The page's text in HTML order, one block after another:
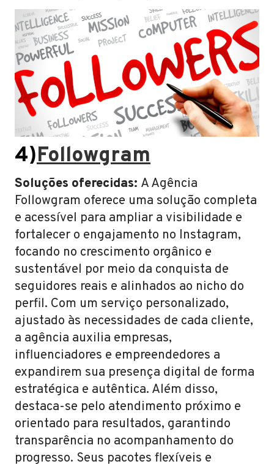
4)Followgram
Soluções oferecidas: A Agência
Followgram oferece uma solução completa
e acessível para ampliar a visibilidade e
fortalecer o engajamento no Instagram,
focando no crescimento orgânico e
sustentável por meio da conquista de
seguidores reais e alinhados ao nicho do
perfil. Com um serviço personalizado,
ajustado às necessidades de cada cliente,
a agência auxilia empresas,
influenciadores e empreendedores a
expandirem sua presença digital de forma
estratégica e autêntica. Além disso,
destaca-se pelo atendimento próximo e
orientado para resultados, garantindo
transparência no acompanhamento do
progresso. Seus pacotes flexíveis e